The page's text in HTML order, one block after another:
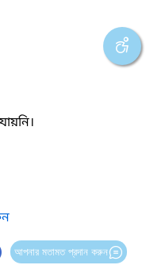
আপনার মতামত প্রদান করুন